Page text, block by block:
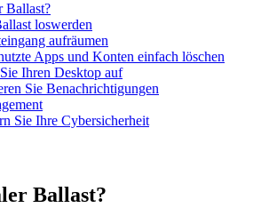
Ballast?
loswerden
aufräumen
Apps und Konten einfach löschen
Ihren Desktop auf
Sie Benachrichtigungen
Sie Ihre Cybersicherheit
Ballast?